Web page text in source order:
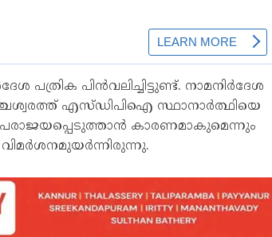
പത്രിക പിൻവലിച്ചിട്ടുണ്ട്. നാമനിർദേശ
എസ്ഡിപിഐ സ്ഥാനാർത്ഥിയെ
കാരണമാകുമെന്നും